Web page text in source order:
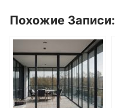
Похожие Записи: